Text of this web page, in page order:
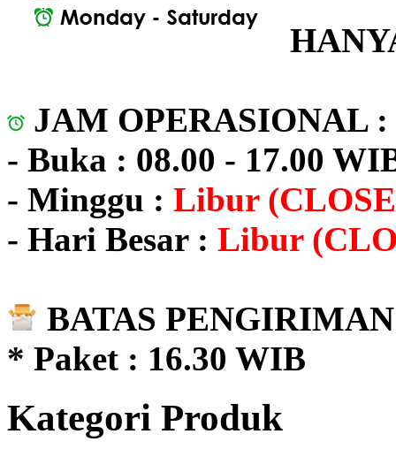
JAM OPERASIONAL :
- Buka : 08.00 - 17.00
- Minggu : Libur
- Hari Besar : Libur
BATAS
* Paket : 16.30 WIB
Kategori Produk